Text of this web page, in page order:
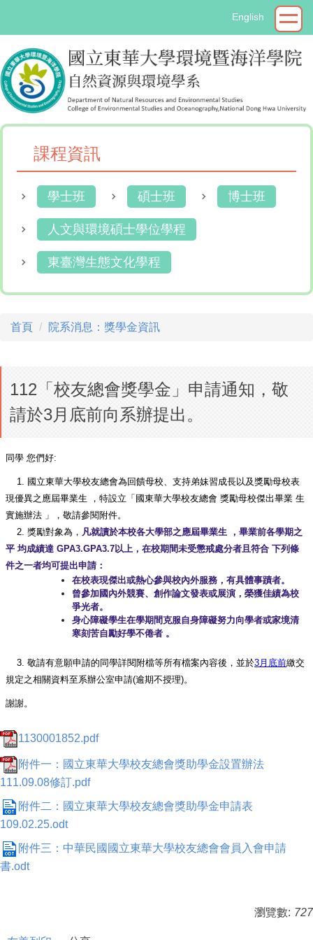
要
內
容
區
English
課程資訊
學士班 碩士班 博士班
人文與環境碩士學位學程
東臺灣生態文化學程
首頁 院系消息：獎學金資訊
112「校友總會獎學金」申請通知，敬
請於3月底前向系辦提出。
同學 您們好:
1. 國立東華大學校友總會為回饋母校、 支持弟妹習成長以及獎勵母校表
現優異之應屆畢業生 ，特設立「國東華大學校友總會 獎勵母校傑出畢業 生
實施辦法 」，敬請參閱附件。
2. 獎勵對象為， 凡就讀於本校各大學部之應屆畢業生 ，畢業前各學期之
平 均成績達 GPA3.GPA3.7以上，在校期間未受懲戒處分者且符合 下列條
件之一者均可提出申請：
在校表現傑出或熱心參與校內外服務，有具體事蹟者。
曾參加國內外競賽、創作論文發表或展演，榮獲佳績為校
爭光者。
身心障礙學生在學期間克服自身障礙努力向學者或家境清
寒刻苦自勵好學不倦者 。
3. 敬請有意願申請的同學詳閱附檔等所有檔案內容後，並於3月 底前繳交
規定之相關資料至系辦公室申請(逾期不授理)。
謝謝。
1130001852.pdf
附件一：國立東華大學校友總會獎助學金設置辦法
111.09.08修訂.pdf
附件二：國立東華大學校友總會獎助學金申請表
109.02.25.odt
附件三：中華民國國立東華大學校友總會會員入會申請
書.odt
瀏覽數: 727